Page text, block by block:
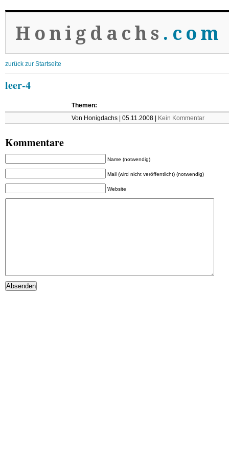
Honigdachs .com
zurück zur Startseite
leer-4
Themen:
Von Honigdachs | 05.11.2008 |
Kein Kommentar
Kommentare
Name (notwendig)
Mail (wird nicht veröffentlicht) (notwendig)
Website